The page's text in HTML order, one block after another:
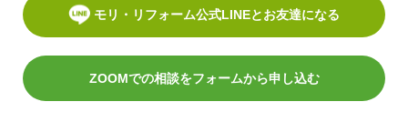
モリ・リフォーム公式LINEとお友達になる
ZOOMでの相談をフォームから申し込む